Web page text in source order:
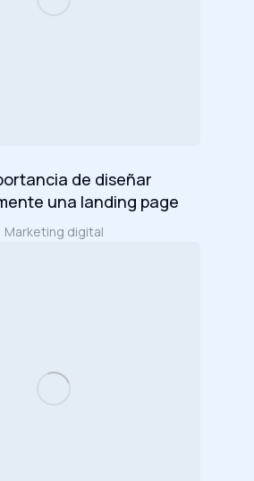
de diseñar
una landing page
Marketing digital